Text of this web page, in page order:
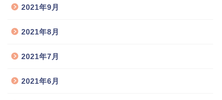
2021年9月
2021年8月
2021年7月
2021年6月